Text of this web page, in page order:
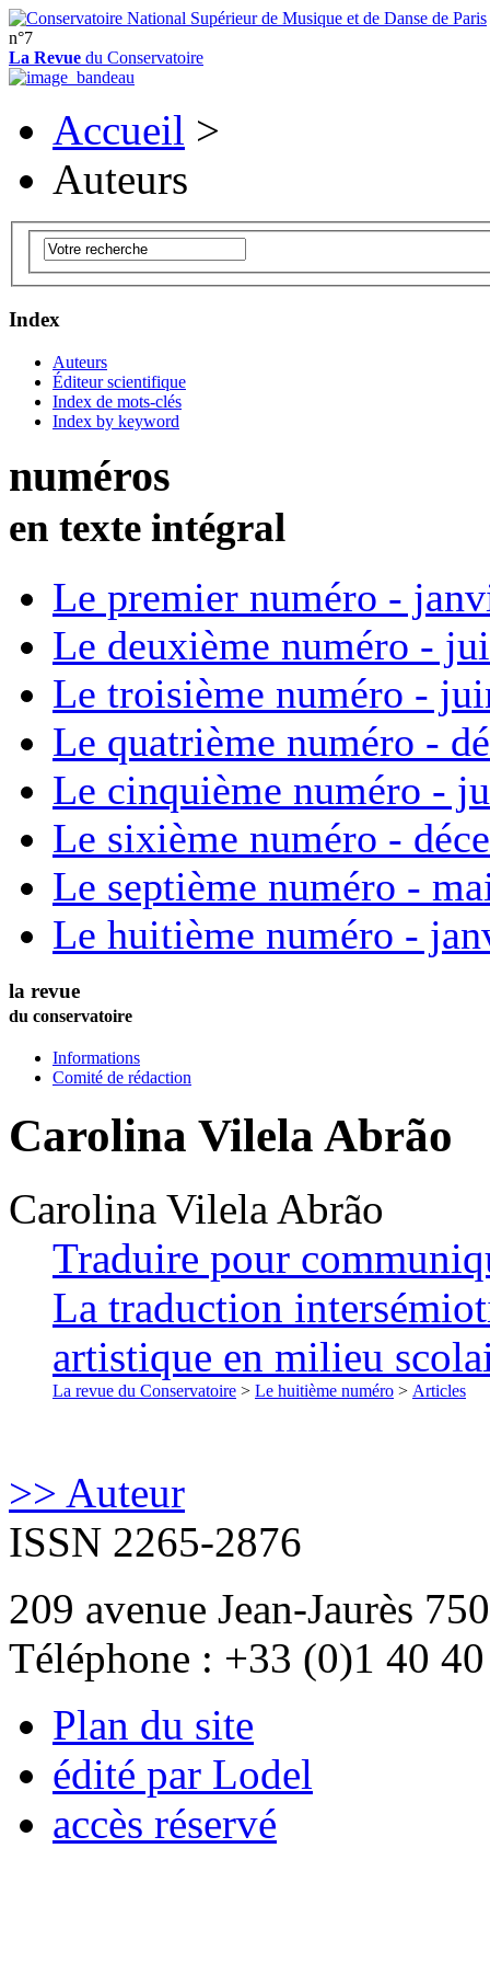
n°7
La Revue du Conservatoire
Accueil >
Auteurs
Index
Auteurs
Éditeur scientifique
Index de mots-clés
Index by keyword
numéros
en texte intégral
Le premier numéro -
Le deuxième numéro -
Le troisième numéro -
Le quatrième numéro -
Le cinquième numéro -
Le sixième numéro -
Le septième numéro -
Le huitième numéro -
la revue
du conservatoire
Informations
Comité de rédaction
Carolina Vilela Abrão
Carolina Vilela Abrão
Traduire pour
La traduction
artistique en milieu
La revue du Conservatoire > Le huitième numéro > Articles
>> Auteur
ISSN 2265-2876
209 avenue Jean-Jaurès
Téléphone : +33 (0)1 40
Plan du site
édité par Lodel
accès réservé